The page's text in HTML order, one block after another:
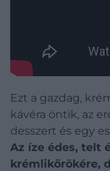
Ezt a gazdag,
kávéra öntik, az
desszert és egy
Az íze édes, telt
krémlikőrökére,